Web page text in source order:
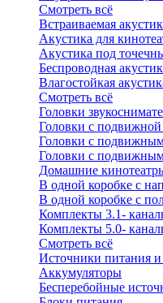
Смотреть всё
Встраиваемая
Акустика для
Акустика под
Беспроводная
Влагостойкая
Смотреть всё
Головки
Головки с
Головки с
Головки с
Домашние
В одной коробке с
В одной коробке с
Комплекты 3.1-
Комплекты 5.0-
Смотреть всё
Источники питания
Аккумуляторы
Бесперебойные